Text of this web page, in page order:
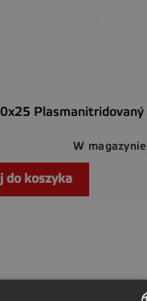
Plasmanitridovaný
W magazynie
do koszyka